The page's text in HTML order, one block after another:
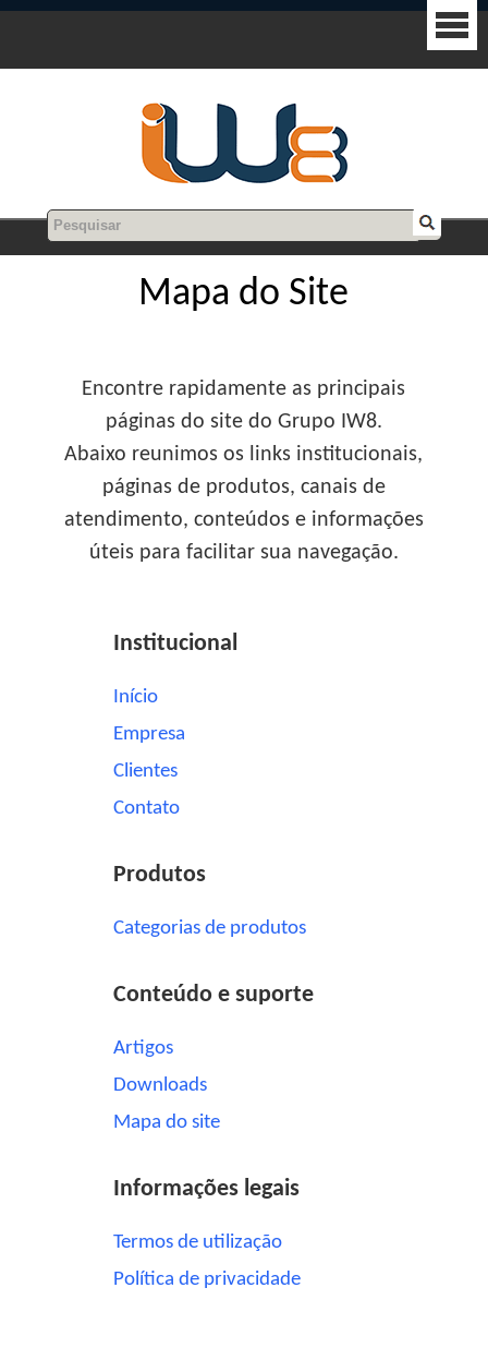
Mapa do Site
Encontre rapidamente as principais
páginas do site do Grupo IW8.
Abaixo reunimos os links institucionais,
páginas de produtos, canais de
atendimento, conteúdos e informações
úteis para facilitar sua navegação.
Institucional
Início
Empresa
Clientes
Contato
Produtos
Categorias de produtos
Conteúdo e suporte
Artigos
Downloads
Mapa do site
Informações legais
Termos de utilização
Política de privacidade